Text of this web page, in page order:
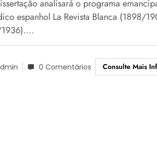
analisará o programa
espanhol La Revista Blanca (1898/
0 Comentários Consulte Mais